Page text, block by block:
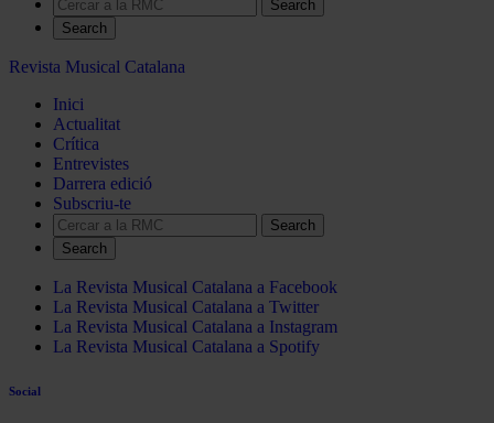
Search
Revista Musical Catalana
Inici
Actualitat
Crítica
Entrevistes
Darrera edició
Subscriu-te
Search
La Revista Musical Catalana a Facebook
La Revista Musical Catalana a Twitter
La Revista Musical Catalana a Instagram
La Revista Musical Catalana a Spotify
Social